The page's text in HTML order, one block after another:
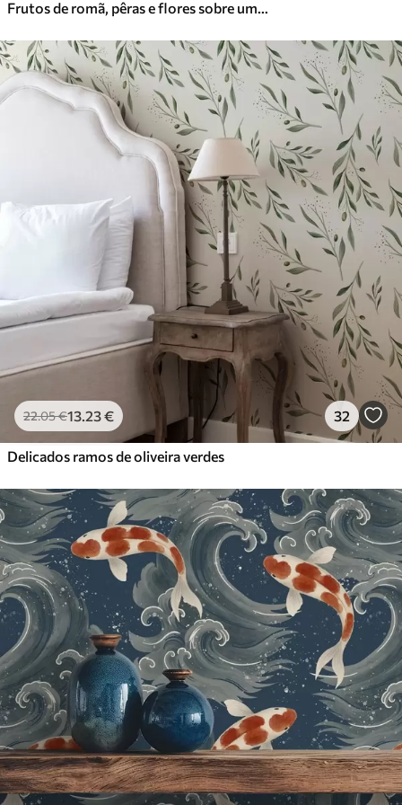
Vinil Premium
65.0039.00€/m²
Frutos de romã, pêras e flores sobre um fundo verde claro
22.05€13.23€ 32
Delicados ramos de oliveira verdes